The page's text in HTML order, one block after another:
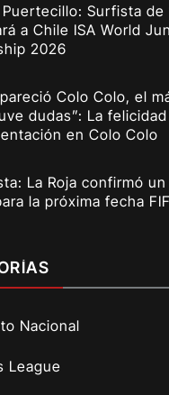
Surfista de
a Chile ISA World
2026
Colo Colo, el
dudas”: La
en Colo Colo
La Roja confirmó
la próxima fecha
Nacional
League